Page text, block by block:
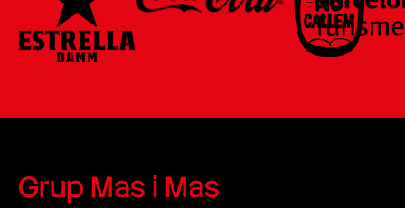
Grup Mas i Mas